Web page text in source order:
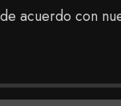
acuerdo con